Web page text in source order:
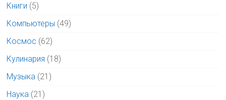
Книги (5)
Компьютеры (49)
Космос (62)
Кулинария (18)
Музыка (21)
Наука (21)